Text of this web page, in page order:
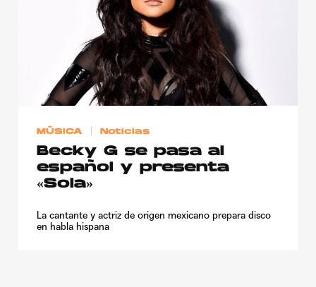
MÚSICA Noticias
Becky G se pasa al
español y presenta
«Sola»
La cantante y actriz de origen mexicano prepara disco
en habla hispana